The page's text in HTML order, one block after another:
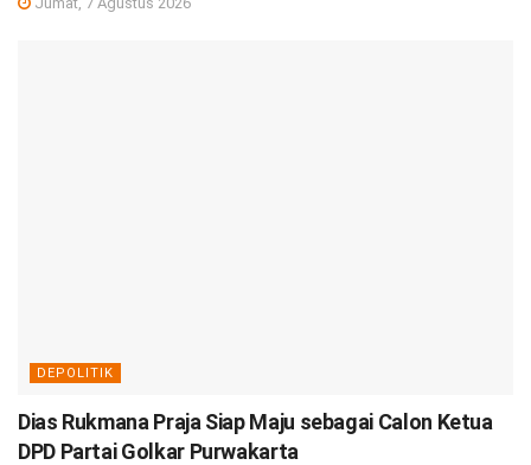
DEPOLITIK
Dias Rukmana Praja Siap Maju sebagai Calon Ketua
DPD Partai Golkar Purwakarta